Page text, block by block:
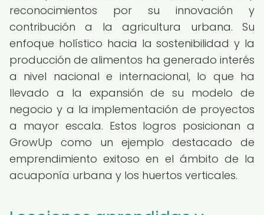
reconocimientos por su innovación y
contribución a la agricultura urbana. Su
enfoque holístico hacia la sostenibilidad y la
producción de alimentos ha generado interés
a nivel nacional e internacional, lo que ha
llevado a la expansión de su modelo de
negocio y a la implementación de proyectos
a mayor escala. Estos logros posicionan a
GrowUp como un ejemplo destacado de
emprendimiento exitoso en el ámbito de la
acuaponía urbana y los huertos verticales.